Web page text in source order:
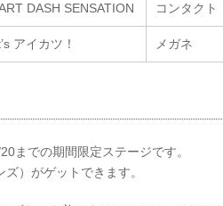
DASH SENSATION コンタクト
アイカツ！ メガネ
までの期間限定ステージです。
）がゲットできます。